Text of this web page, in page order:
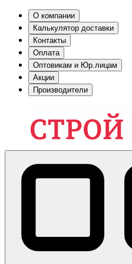
О компании
Калькулятор доставки
Контакты
Оплата
Оптовикам и Юр.лицам
Акции
Производители